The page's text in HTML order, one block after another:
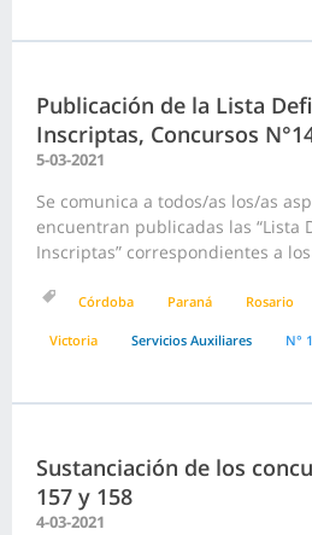
Publicación de la Lista
Inscriptas, Concursos
5-03-2021
Se comunica a todos/as los/as
encuentran publicadas las “Lista
Inscriptas” correspondientes a
Córdoba Paraná Rosario
Victoria Servicios Auxiliares N°
Sustanciación de los
157 y 158
4-03-2021